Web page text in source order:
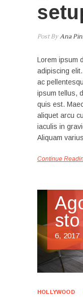
Post ByAna
Lorem ipsum
adipiscing
ac
ipsum tellus,
quis est.
aliquet arcu
iaculis in
Aliquam
Continue
sto
6, 2017
HOLLYWOOD